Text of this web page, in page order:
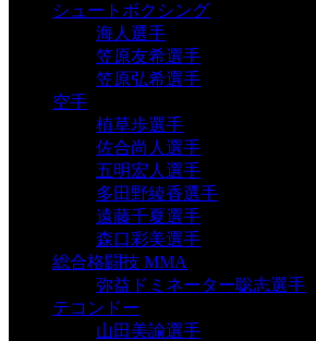
シュートボクシング
海人選手
笠原友希選手
笠原弘希選手
空手
植草歩選手
佐合尚人選手
五明宏人選手
多田野綾香選手
遠藤千夏選手
森口彩美選手
総合格闘技 MMA
弥益ドミネーター聡志選手
テコンドー
山田美諭選手